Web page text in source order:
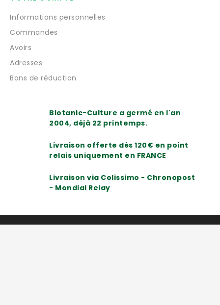
Informations personnelles
Commandes
Avoirs
Adresses
Bons de réduction
Biotanic-Culture a germé en l'an
2004, déjà 22 printemps.
Livraison offerte dès 120€ en point
relais uniquement en FRANCE
Livraison via Colissimo - Chronopost
- Mondial Relay